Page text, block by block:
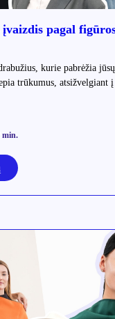
pagal
kurie pabrėžia
trūkumus, atsižvelgiant
min.